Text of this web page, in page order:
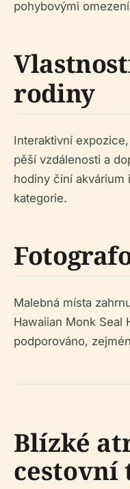
pohybovými
rodiny
Interaktivní
pěší vzdálenosti a
hodiny činí akvárium
kategorie.
Malebná místa
Hawaiian Monk Seal
podporováno,
Blízké
cestovní